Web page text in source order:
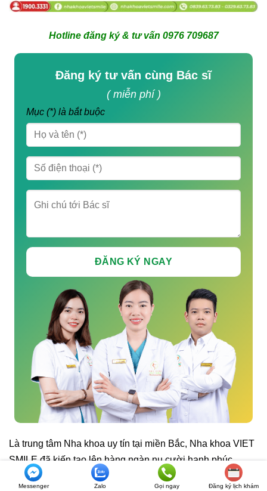
Hotline đăng ký & tư vấn 0976 709687
Đăng ký tư vấn cùng Bác sĩ
( miễn phí )
Mục (*) là bắt buộc
Là trung tâm Nha khoa uy tín tại miền Bắc, Nha khoa VIET
SMILE đã kiến tạo lên hàng ngàn nụ cười hạnh phúc.
Khách hàng có thể tham khảo thêm tại kênh thông tin của
Messenger Zalo Gọi ngay Đăng ký lịch khám